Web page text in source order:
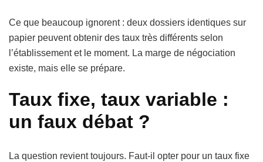
Ce que beaucoup ignorent : deux dossiers identiques sur
papier peuvent obtenir des taux très différents selon
l’établissement et le moment. La marge de négociation
existe, mais elle se prépare.
Taux fixe, taux variable :
un faux débat ?
La question revient toujours. Faut-il opter pour un taux fixe